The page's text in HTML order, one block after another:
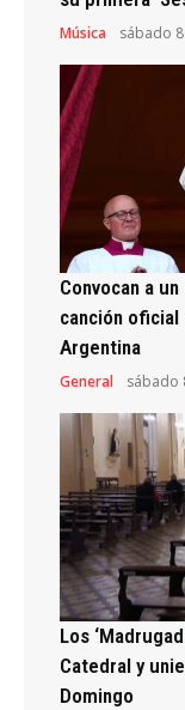
Música sábado
Convocan a
canción oficial
Argentina
General sábado
Los
Catedral y
Domingo